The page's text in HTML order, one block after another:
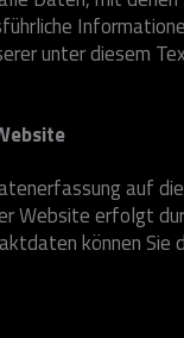
unter diesem
auf
Website erfolgt
können Sie